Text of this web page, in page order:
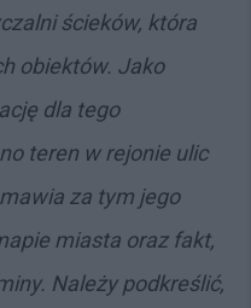
ścieków, która
obiektów. Jako
dla tego
teren w rejonie ulic
za tym jego
miasta oraz fakt,
Należy podkreślić,